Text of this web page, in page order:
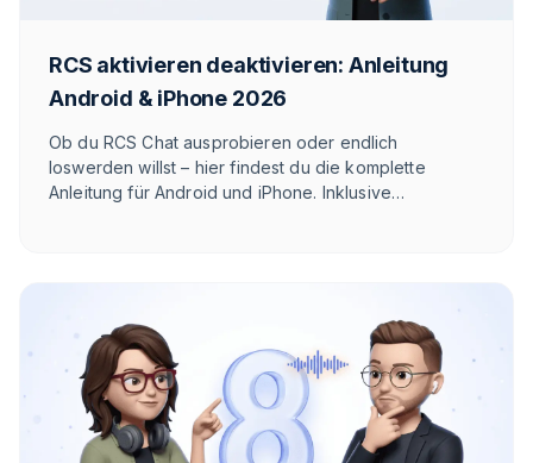
RCS aktivieren deaktivieren: Anleitung
Android & iPhone 2026
Ob du RCS Chat ausprobieren oder endlich
loswerden willst – hier findest du die komplette
Anleitung für Android und iPhone. Inklusive